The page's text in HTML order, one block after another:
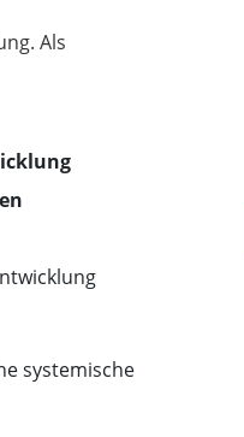
Als
systemische